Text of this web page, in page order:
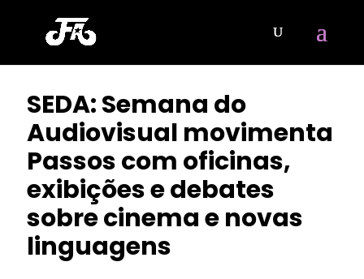
SEDA: Semana do
Audiovisual movimenta
Passos com oficinas,
exibições e debates
sobre cinema e novas
linguagens